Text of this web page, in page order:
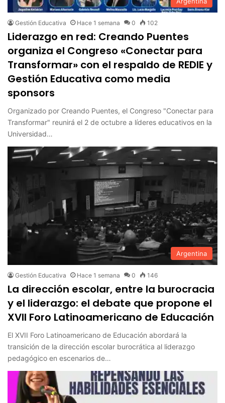
Gestión Educativa Hace 1 semana 0 102
Liderazgo en red: Creando Puentes
organiza el Congreso «Conectar para
Transformar» con el respaldo de REDIE y
Gestión Educativa como media
sponsors
Organizado por Creando Puentes, el Congreso "Conectar para
Transformar" reunirá el 2 de octubre a líderes educativos en la
Universidad…
Argentina
Gestión Educativa Hace 1 semana 0 146
La dirección escolar, entre la burocracia
y el liderazgo: el debate que propone el
XVII Foro Latinoamericano de Educación
El XVII Foro Latinoamericano de Educación abordará la
transición de la dirección escolar burocrática al liderazgo
pedagógico en escenarios de…